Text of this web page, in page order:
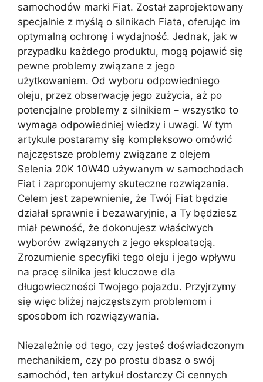
samochodów marki Fiat. Został zaprojektowany
specjalnie z myślą o silnikach Fiata, oferując im
optymalną ochronę i wydajność. Jednak, jak w
przypadku każdego produktu, mogą pojawić się
pewne problemy związane z jego
użytkowaniem. Od wyboru odpowiedniego
oleju, przez obserwację jego zużycia, aż po
potencjalne problemy z silnikiem – wszystko to
wymaga odpowiedniej wiedzy i uwagi. W tym
artykule postaramy się kompleksowo omówić
najczęstsze problemy związane z olejem
Selenia 20K 10W40 używanym w samochodach
Fiat i zaproponujemy skuteczne rozwiązania.
Celem jest zapewnienie, że Twój Fiat będzie
działał sprawnie i bezawaryjnie, a Ty będziesz
miał pewność, że dokonujesz właściwych
wyborów związanych z jego eksploatacją.
Zrozumienie specyfiki tego oleju i jego wpływu
na pracę silnika jest kluczowe dla
długowieczności Twojego pojazdu. Przyjrzymy
się więc bliżej najczęstszym problemom i
sposobom ich rozwiązywania.
Niezależnie od tego, czy jesteś doświadczonym
mechanikiem, czy po prostu dbasz o swój
samochód, ten artykuł dostarczy Ci cennych